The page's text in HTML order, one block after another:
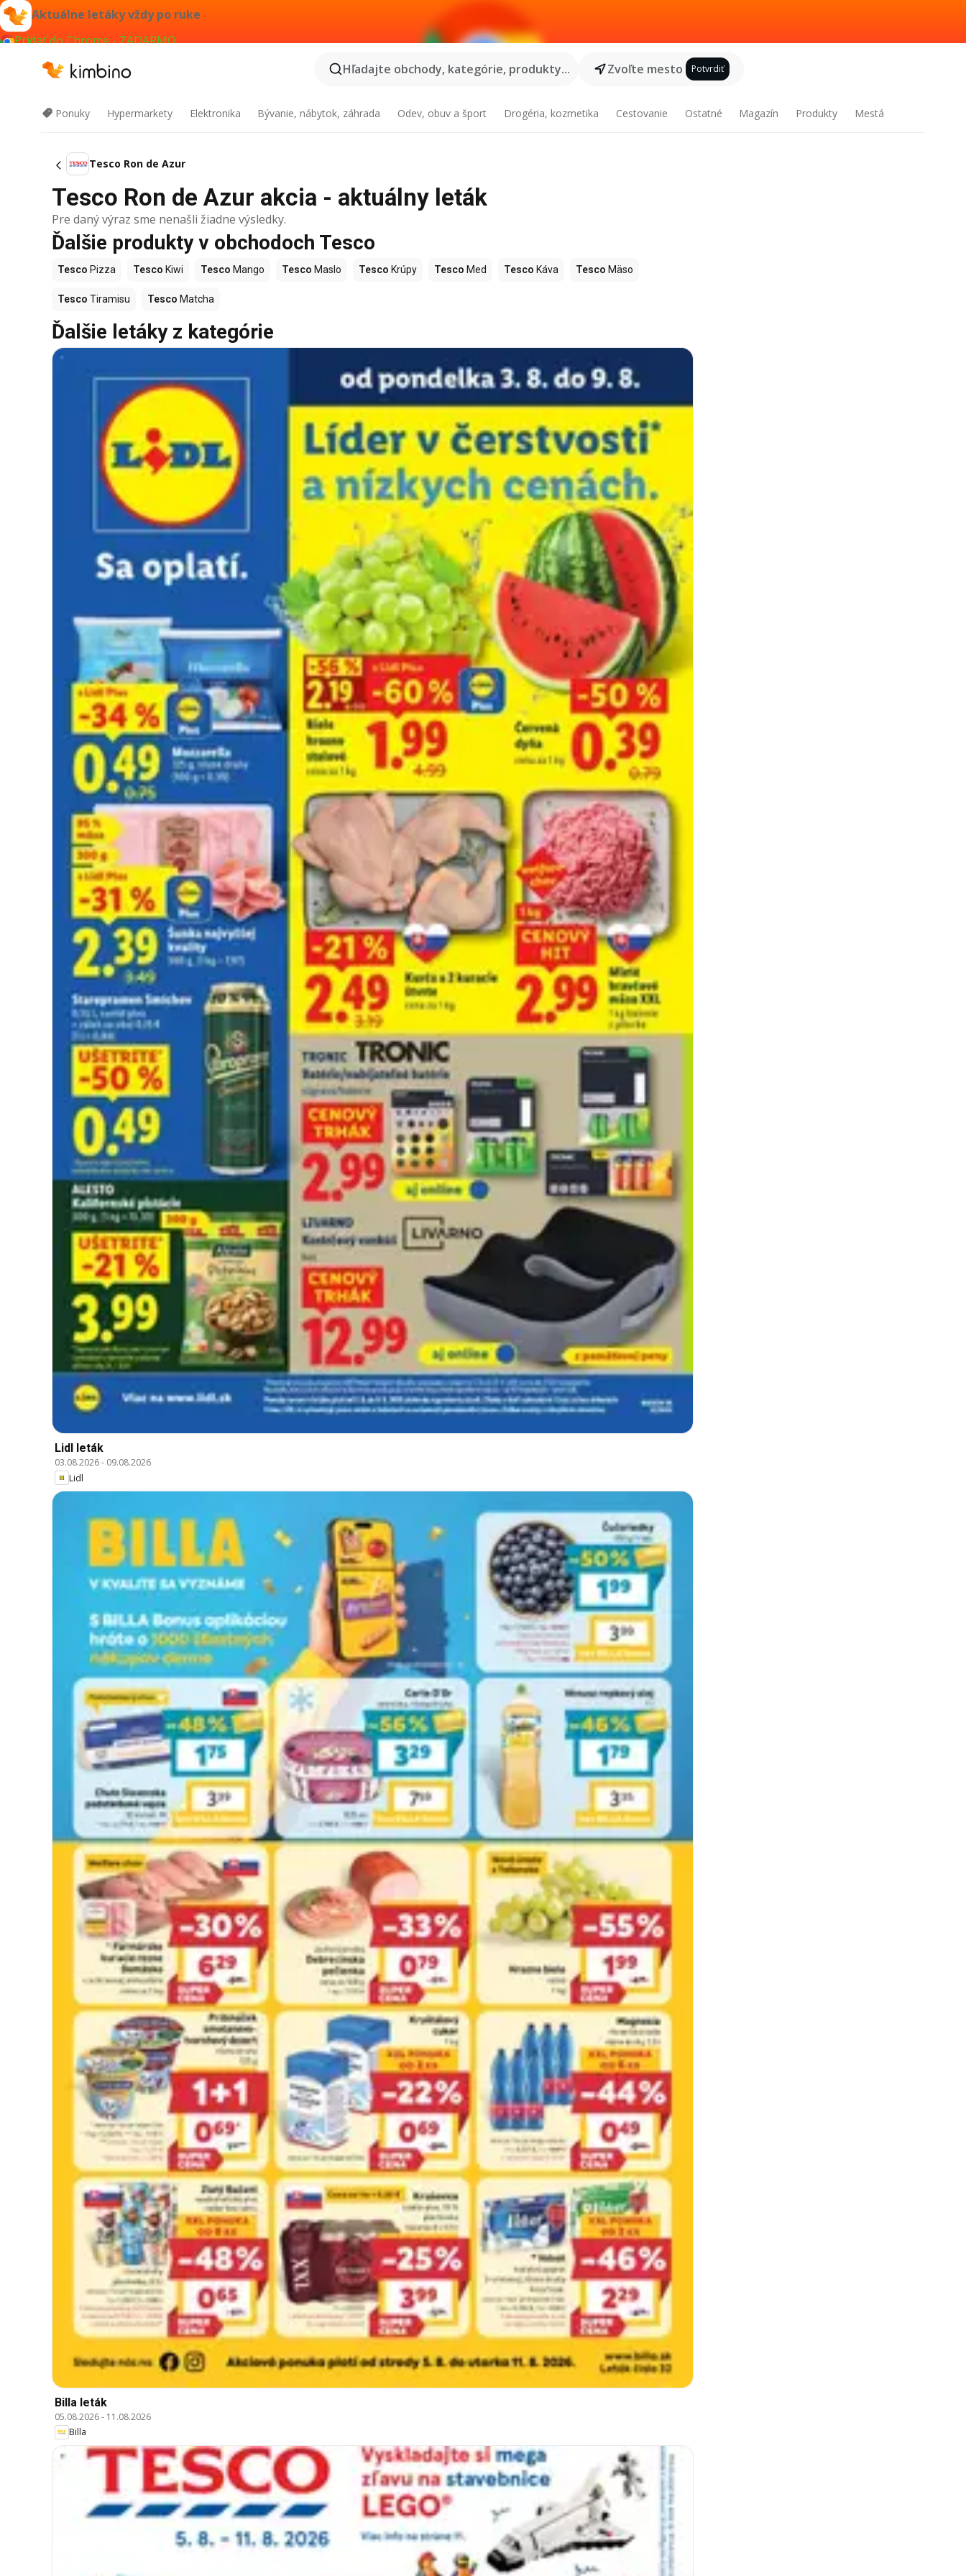
Aktuálne letáky vždy po ruke
Pridať do Chrome - ZADARMO
Hľadajte obchody, kategórie, produkty...
Zvoľte mesto Potvrdiť
Ponuky Hypermarkety Elektronika Bývanie, nábytok, záhrada Odev, obuv a šport Drogéria, kozmetika Cestovanie Ostatné Magazín Produkty Mestá
Tesco Ron de Azur
Tesco Ron de Azur akcia - aktuálny leták
Pre daný výraz sme nenašli žiadne výsledky.
Ďalšie produkty v obchodoch Tesco
Tesco Pizza Tesco Kiwi Tesco Mango Tesco Maslo Tesco Krúpy Tesco Med Tesco Káva Tesco Mäso
Tesco Tiramisu Tesco Matcha
Ďalšie letáky z kategórie
Lidl leták
03.08.2026- 09.08.2026
Lidl
Billa leták
05.08.2026- 11.08.2026
Billa